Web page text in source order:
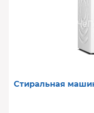
Стиральная